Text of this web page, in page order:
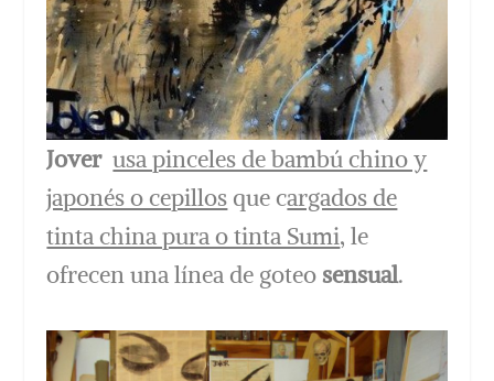
Jover usa pinceles de bambú chino y
japonés o cepillos que cargados de
tinta china pura o tinta Sumi, le
ofrecen una línea de goteosensual.